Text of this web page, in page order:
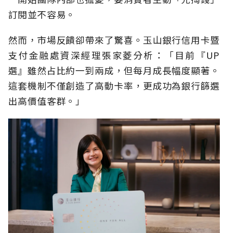
訂閱並不容易。
然而，市場反饋卻帶來了驚喜。玉山銀行信用卡暨
支付金融處資深經理張家菱分析：「目前『UP
選』雖然占比約一到兩成，但每月成長幅度顯著。
這套機制不僅創造了高動卡率，更成功為銀行篩選
出高價值客群。」